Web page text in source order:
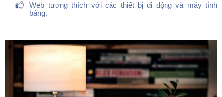
Web tương thích với các thiết bị di động và máy tính
bảng.